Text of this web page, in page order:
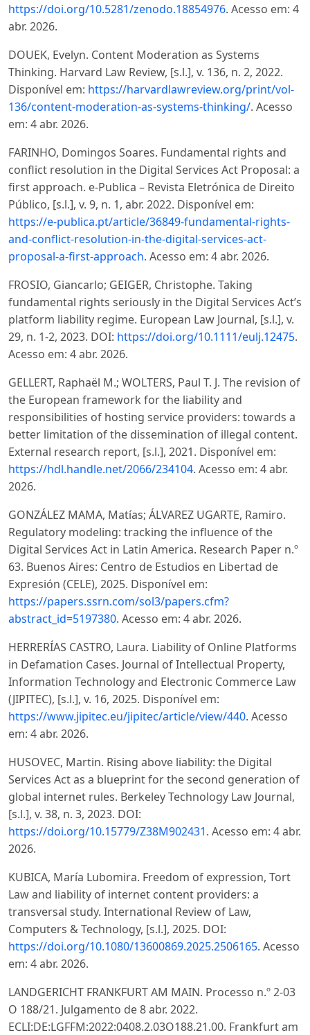
https://doi.org/10.5281/zenodo.18854976. Acesso em: 4
abr. 2026.
DOUEK, Evelyn. Content Moderation as Systems
Thinking. Harvard Law Review, [s.l.], v. 136, n. 2, 2022.
Disponível em: https://harvardlawreview.org/print/vol-
136/content-moderation-as-systems-thinking/. Acesso
em: 4 abr. 2026.
FARINHO, Domingos Soares. Fundamental rights and
conflict resolution in the Digital Services Act Proposal: a
first approach. e-Publica – Revista Eletrónica de Direito
Público, [s.l.], v. 9, n. 1, abr. 2022. Disponível em:
https://e-publica.pt/article/36849-fundamental-rights-
and-conflict-resolution-in-the-digital-services-act-
proposal-a-first-approach. Acesso em: 4 abr. 2026.
FROSIO, Giancarlo; GEIGER, Christophe. Taking
fundamental rights seriously in the Digital Services Act’s
platform liability regime. European Law Journal, [s.l.], v.
29, n. 1-2, 2023. DOI: https://doi.org/10.1111/eulj.12475.
Acesso em: 4 abr. 2026.
GELLERT, Raphaël M.; WOLTERS, Paul T. J. The revision of
the European framework for the liability and
responsibilities of hosting service providers: towards a
better limitation of the dissemination of illegal content.
External research report, [s.l.], 2021. Disponível em:
https://hdl.handle.net/2066/234104. Acesso em: 4 abr.
2026.
GONZÁLEZ MAMA, Matías; ÁLVAREZ UGARTE, Ramiro.
Regulatory modeling: tracking the influence of the
Digital Services Act in Latin America. Research Paper n.º
63. Buenos Aires: Centro de Estudios en Libertad de
Expresión (CELE), 2025. Disponível em:
https://papers.ssrn.com/sol3/papers.cfm?
abstract_id=5197380. Acesso em: 4 abr. 2026.
HERRERÍAS CASTRO, Laura. Liability of Online Platforms
in Defamation Cases. Journal of Intellectual Property,
Information Technology and Electronic Commerce Law
(JIPITEC), [s.l.], v. 16, 2025. Disponível em:
https://www.jipitec.eu/jipitec/article/view/440. Acesso
em: 4 abr. 2026.
HUSOVEC, Martin. Rising above liability: the Digital
Services Act as a blueprint for the second generation of
global internet rules. Berkeley Technology Law Journal,
[s.l.], v. 38, n. 3, 2023. DOI:
https://doi.org/10.15779/Z38M902431. Acesso em: 4 abr.
2026.
KUBICA, María Lubomira. Freedom of expression, Tort
Law and liability of internet content providers: a
transversal study. International Review of Law,
Computers & Technology, [s.l.], 2025. DOI:
https://doi.org/10.1080/13600869.2025.2506165. Acesso
em: 4 abr. 2026.
LANDGERICHT FRANKFURT AM MAIN. Processo n.º 2-03
O 188/21. Julgamento de 8 abr. 2022.
ECLI:DE:LGFFM:2022:0408.2.03O188.21.00. Frankfurt am